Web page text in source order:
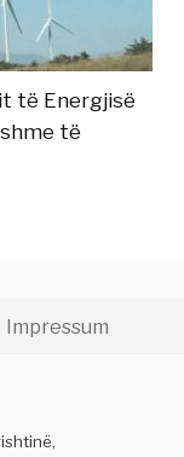
të Energjisë
të
Impressum